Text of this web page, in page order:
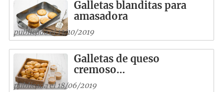
Galletas blanditas para
amasadora
publicada el 13/10/2019
Galletas de queso
cremoso…
publicada el 18/06/2019